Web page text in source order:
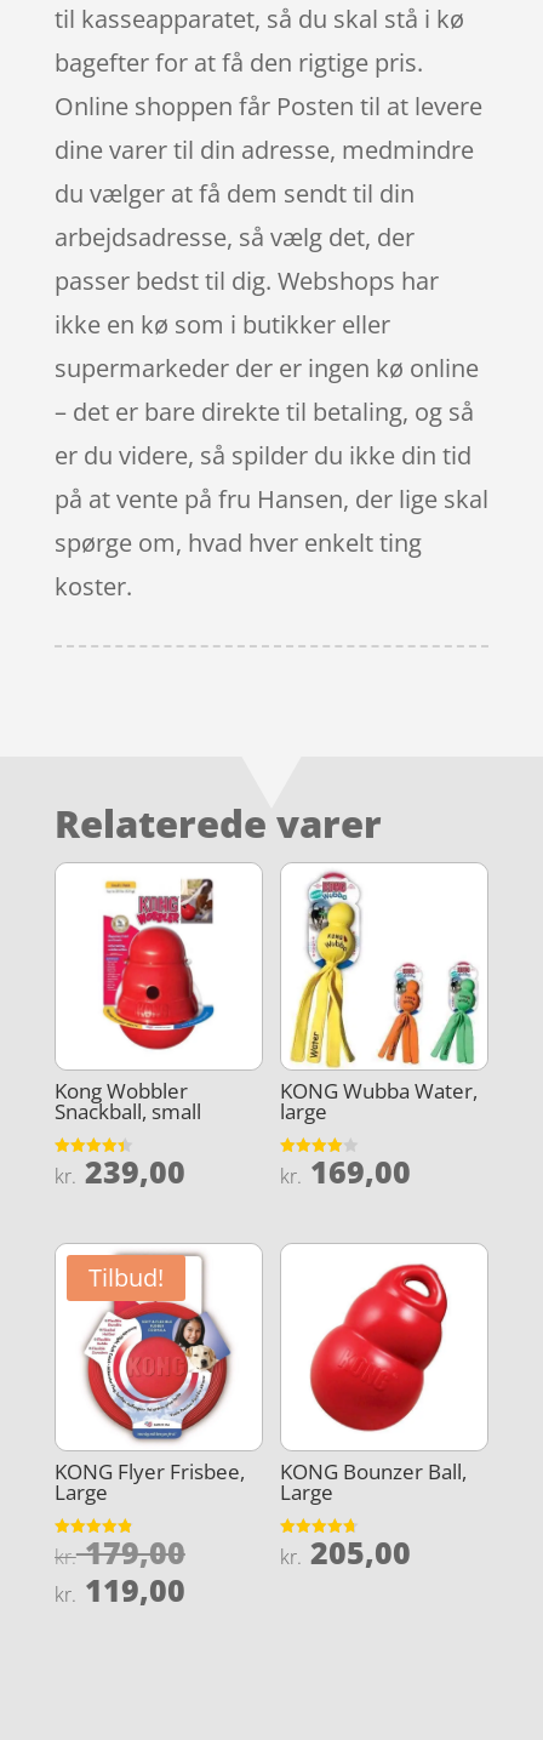
til kasseapparatet, så du skal stå i kø
bagefter for at få den rigtige pris.
Online shoppen får Posten til at levere
dine varer til din adresse, medmindre
du vælger at få dem sendt til din
arbejdsadresse, så vælg det, der
passer bedst til dig. Webshops har
ikke en kø som i butikker eller
supermarkeder der er ingen kø online
– det er bare direkte til betaling, og så
er du videre, så spilder du ikke din tid
på at vente på fru Hansen, der lige skal
spørge om, hvad hver enkelt ting
koster.
Relaterede varer
Kong Wobbler
Snackball, small
Vurderet
4.4
kr. 239,00
KONG Wubba Water,
large
Vurderet
4
kr. 169,00
Tilbud!
KONG Flyer Frisbee,
Large
Vurderet
4.9
kr.179,00Den
oprindelige
kr. 119,00Den
KONG Bounzer Ball,
Large
Vurderet
4.7
kr. 205,00